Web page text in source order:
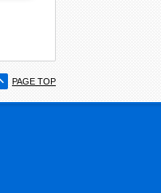
PAGE TOP